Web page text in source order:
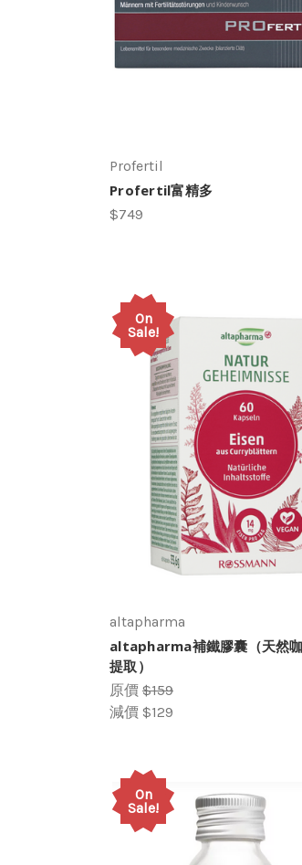
Profertil
Profertil富精多
$749
On
Sale!
altapharma
altapharma補鐵膠囊（天然
提取）
原價 $159
減價 $129
On
Sale!